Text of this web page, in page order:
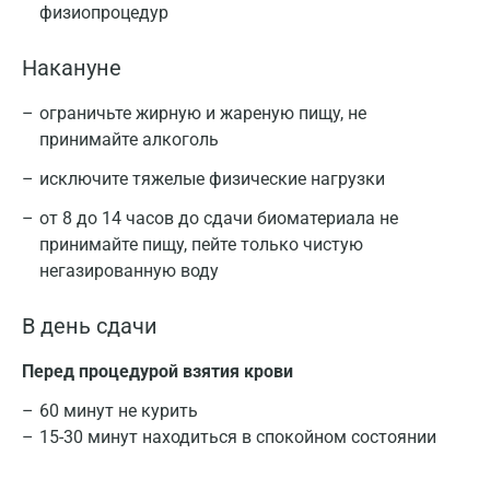
физиопроцедур
Накануне
ограничьте жирную и жареную пищу, не
принимайте алкоголь
исключите тяжелые физические нагрузки
от 8 до 14 часов до сдачи биоматериала не
принимайте пищу, пейте только чистую
негазированную воду
В день сдачи
Перед процедурой взятия крови
60 минут не курить
15-30 минут находиться в спокойном состоянии